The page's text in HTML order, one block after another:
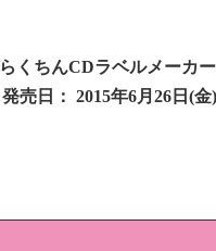
らくちんCDラベルメーカ
発売日： 2015年6月26日(金)